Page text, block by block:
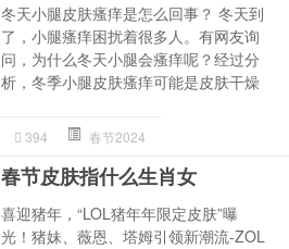
冬天小腿皮肤瘙痒是怎么回事？ 冬天到
了，小腿瘙痒困扰着很多人。有网友询
问，为什么冬天小腿会瘙痒呢？经过分
析，冬季小腿皮肤瘙痒可能是皮肤干燥
394 春节2024
春节皮肤指什么生肖女
喜迎猪年，“LOL猪年年限定皮肤”曝
光！猪妹、薇恩、塔姆引领新潮流-ZOL